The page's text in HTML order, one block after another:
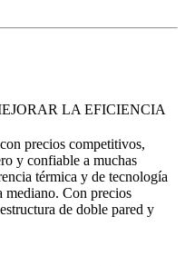
LA EFICIENCIA
precios competitivos,
y confiable a muchas
térmica y de tecnología
mediano. Con precios
de doble pared y